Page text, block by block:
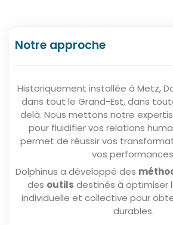
Notre approche
Historiquement installée à Metz,
dans tout le Grand-Est, dans
delà. Nous mettons notre
pour fluidifier vos relations
permet de réussir vos
vos
Dolphinus a développé des
des outils destinés à optimiser
individuelle et collective pour
durables.